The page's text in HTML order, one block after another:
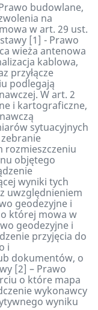
budowlane,
na
w art. 29 ust.
[1] - Prawo
wieża antenowa
kablowa,
przyłącze
podlegają
W art. 2
i kartograficzne,
sytuacyjnych
rozmieszczeniu
objętego
wyniki tych
uwzględnieniem
geodezyjne i
której mowa w
geodezyjne i
przyjęcia do
i
dokumentów, o
[2] – Prawo
o które mapa
wykonawcy
wyniku